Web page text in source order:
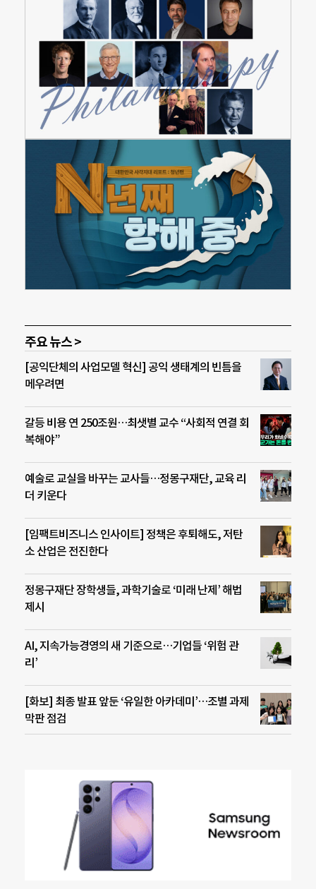
주요 뉴스 >
[공익단체의 사업모델 혁신] 공익 생태계의 빈틈을
메우려면
갈등 비용 연 250조원…최샛별 교수 “사회적 연결 회
복해야”
예술로 교실을 바꾸는 교사들…정몽구재단, 교육 리
더 키운다
[임팩트비즈니스 인사이트] 정책은 후퇴해도, 저탄
소 산업은 전진한다
정몽구재단 장학생들, 과학기술로 ‘미래 난제’ 해법
제시
AI, 지속가능경영의 새 기준으로…기업들 ‘위험 관
리’
[화보] 최종 발표 앞둔 ‘유일한 아카데미’…조별 과제
막판 점검